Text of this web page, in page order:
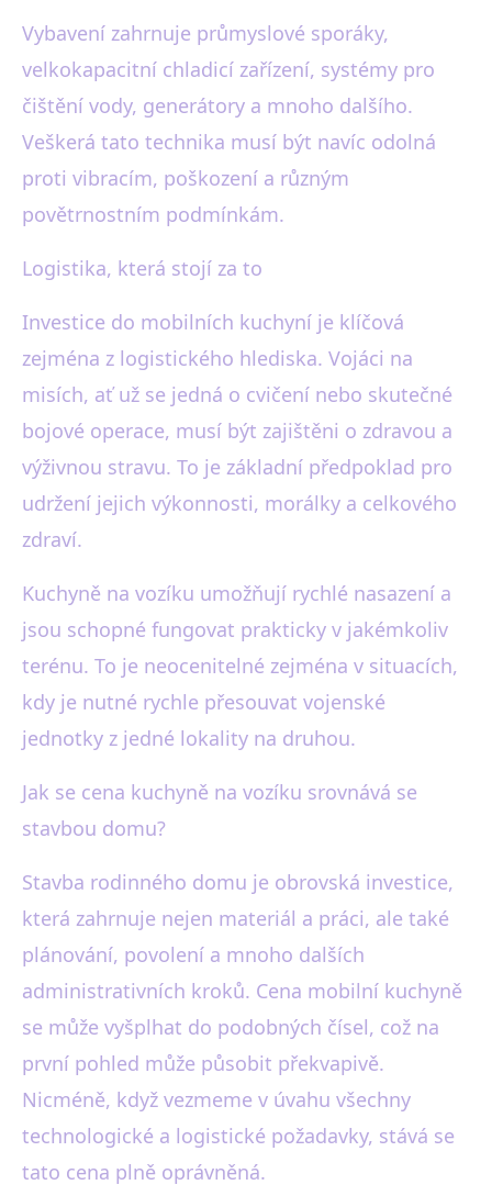
Vybavení zahrnuje průmyslové sporáky,
velkokapacitní chladicí zařízení, systémy pro
čištění vody, generátory a mnoho dalšího.
Veškerá tato technika musí být navíc odolná
proti vibracím, poškození a různým
povětrnostním podmínkám.
Logistika, která stojí za to
Investice do mobilních kuchyní je klíčová
zejména z logistického hlediska. Vojáci na
misích, ať už se jedná o cvičení nebo skutečné
bojové operace, musí být zajištěni o zdravou a
výživnou stravu. To je základní předpoklad pro
udržení jejich výkonnosti, morálky a celkového
zdraví.
Kuchyně na vozíku umožňují rychlé nasazení a
jsou schopné fungovat prakticky v jakémkoliv
terénu. To je neocenitelné zejména v situacích,
kdy je nutné rychle přesouvat vojenské
jednotky z jedné lokality na druhou.
Jak se cena kuchyně na vozíku srovnává se
stavbou domu?
Stavba rodinného domu je obrovská investice,
která zahrnuje nejen materiál a práci, ale také
plánování, povolení a mnoho dalších
administrativních kroků. Cena mobilní kuchyně
se může vyšplhat do podobných čísel, což na
první pohled může působit překvapivě.
Nicméně, když vezmeme v úvahu všechny
technologické a logistické požadavky, stává se
tato cena plně oprávněná.